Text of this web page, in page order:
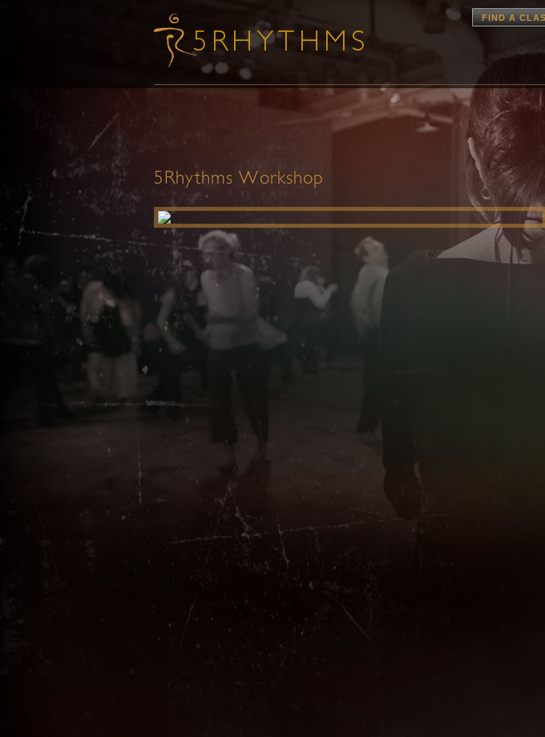
FIND A
5Rhythms Workshop